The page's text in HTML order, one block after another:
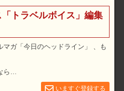
利用規約
広告メニュー・料金
トラベルボイス」編集
ガ「今日のヘッドライン」 、も
ら…
いますぐ登録する